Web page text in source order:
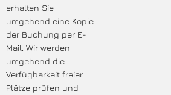
erhalten Sie
umgehend eine Kopie
der Buchung per E-
Mail. Wir werden
umgehend die
Verfügbarkeit freier
Plätze prüfen und